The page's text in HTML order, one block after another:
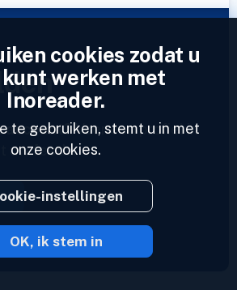
account?Voer een profiel in
uw feeds.
2023 © Inoreader
cookies zodat u
werken met
Inoreader.
te gebruiken, stemt u in met
onze cookies.
instellingen
OK, ik stem in